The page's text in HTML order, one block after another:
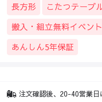
長方形
こたつテーブ
搬入・組立無料イベン
あんしん5年保証
注文確認後、20-40営業日